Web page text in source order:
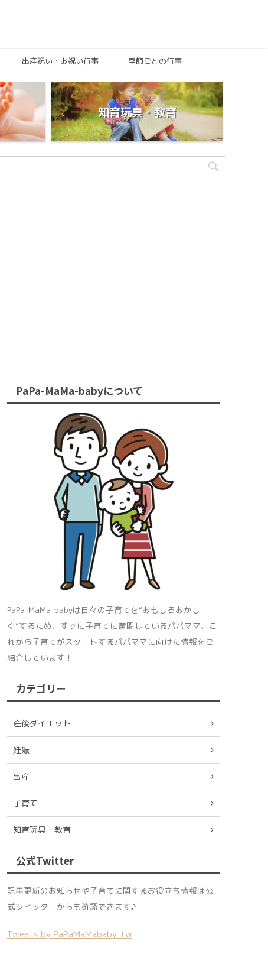
出産祝い・お祝い行事 季節ごとの行事
知育玩具・教育
PaPa-MaMa-babyについて
PaPa-MaMa-babyは日々の子育てを“おもしろおかし
く”するため、すでに子育てに奮闘しているパパママ、こ
れから子育てがスタートするパパママに向けた情報をご
紹介しています！
カテゴリー
産後ダイエット
妊娠
出産
子育て
知育玩具・教育
公式Twitter
記事更新のお知らせや子育てに関するお役立ち情報は公
式ツイッターからも確認できます♪
Tweets by PaPaMaMababy_tw